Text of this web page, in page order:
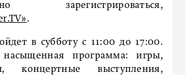
зарегистрироваться,
.
в субботу с 11:00 до 17:00.
программа: игры,
концертные выступления,